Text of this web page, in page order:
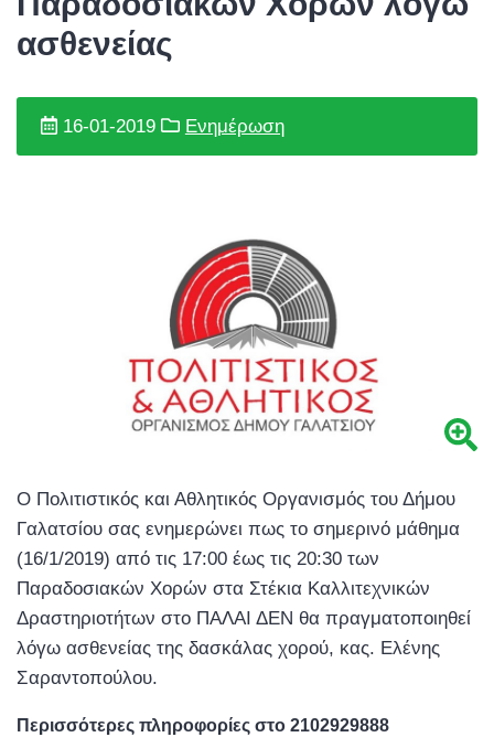
ασθενείας
16-01-2019 Ενημέρωση
Ο Πολιτιστικός και Αθλητικός Οργανισμός του Δήμου
Γαλατσίου σας ενημερώνει πως το σημερινό μάθημα
(16/1/2019) από τις 17:00 έως τις 20:30 των
Παραδοσιακών Χορών στα Στέκια Καλλιτεχνικών
Δραστηριοτήτων στο ΠΑΛΑΙ ΔΕΝ θα πραγματοποιηθεί
λόγω ασθενείας της δασκάλας χορού, κας. Ελένης
Σαραντοπούλου.
Περισσότερες πληροφορίες στο 2102929888